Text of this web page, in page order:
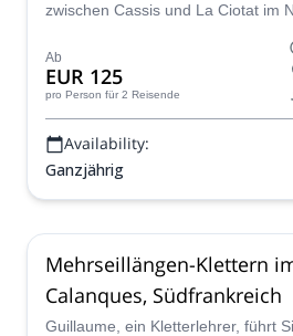
zwischen Cassis und La Ciotat im
Führer für ein unvergessliches
sonnenverwöhnten Kalksteinfelsen
Mittelmeer! Erkunden Sie die
Südfrankreich—maßgeschneidert
Ab
EUR 125
pro Person für 2 Reisende
Availability:
Ganzjährig
Mehrseillängen-Klettern
Calanques, Südfrankreich
Guillaume, ein Kletterlehrer, führt